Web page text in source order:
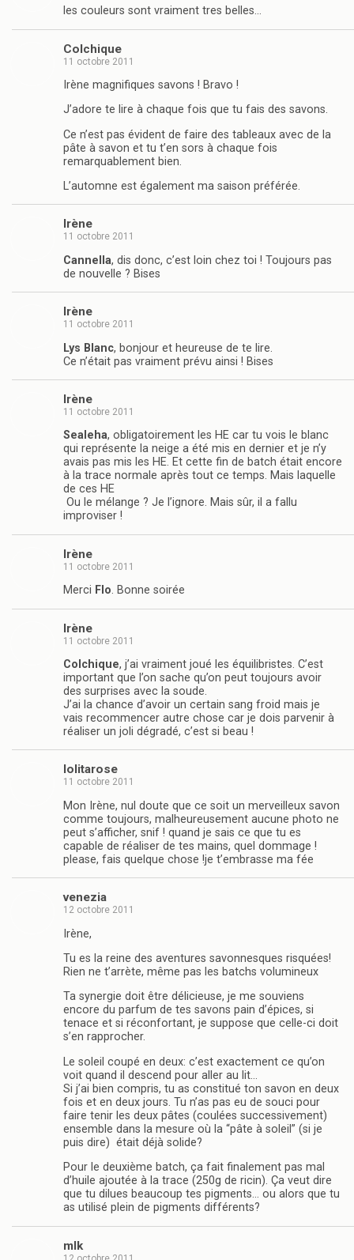
les couleurs sont vraiment tres belles…
Colchique
11 octobre 2011
Irène magnifiques savons ! Bravo !
J’adore te lire à chaque fois que tu fais des savons.
Ce n’est pas évident de faire des tableaux avec de la
pâte à savon et tu t’en sors à chaque fois
remarquablement bien.
L’automne est également ma saison préférée.
Irène
11 octobre 2011
Cannella, dis donc, c’est loin chez toi ! Toujours pas
de nouvelle ? Bises
Irène
11 octobre 2011
Lys Blanc, bonjour et heureuse de te lire.
Ce n’était pas vraiment prévu ainsi ! Bises
Irène
11 octobre 2011
Sealeha, obligatoirement les HE car tu vois le blanc
qui représente la neige a été mis en dernier et je n’y
avais pas mis les HE. Et cette fin de batch était encore
à la trace normale après tout ce temps. Mais laquelle
de ces HE
Ou le mélange ? Je l’ignore. Mais sûr, il a fallu
improviser !
Irène
11 octobre 2011
Merci Flo. Bonne soirée
Irène
11 octobre 2011
Colchique, j’ai vraiment joué les équilibristes. C’est
important que l’on sache qu’on peut toujours avoir
des surprises avec la soude.
J’ai la chance d’avoir un certain sang froid mais je
vais recommencer autre chose car je dois parvenir à
réaliser un joli dégradé, c’est si beau !
lolitarose
11 octobre 2011
Mon Irène, nul doute que ce soit un merveilleux savon
comme toujours, malheureusement aucune photo ne
peut s’afficher, snif ! quand je sais ce que tu es
capable de réaliser de tes mains, quel dommage !
please, fais quelque chose !je t’embrasse ma fée
venezia
12 octobre 2011
Irène,
Tu es la reine des aventures savonnesques risquées!
Rien ne t’arrète, même pas les batchs volumineux
Ta synergie doit être délicieuse, je me souviens
encore du parfum de tes savons pain d’épices, si
tenace et si réconfortant, je suppose que celle-ci doit
s’en rapprocher.
Le soleil coupé en deux: c’est exactement ce qu’on
voit quand il descend pour aller au lit…
Si j’ai bien compris, tu as constitué ton savon en deux
fois et en deux jours. Tu n’as pas eu de souci pour
faire tenir les deux pâtes (coulées successivement)
ensemble dans la mesure où la “pâte à soleil” (si je
puis dire) était déjà solide?
Pour le deuxième batch, ça fait finalement pas mal
d’huile ajoutée à la trace (250g de ricin). Ça veut dire
que tu dilues beaucoup tes pigments… ou alors que tu
as utilisé plein de pigments différents?
mlk